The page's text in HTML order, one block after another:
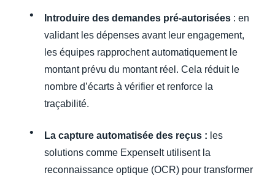
Introduire des demandes pré-autorisées : en
validant les dépenses avant leur engagement,
les équipes rapprochent automatiquement le
montant prévu du montant réel. Cela réduit le
nombre d’écarts à vérifier et renforce la
traçabilité.
La capture automatisée des reçus : les
solutions comme ExpenseIt utilisent la
reconnaissance optique (OCR) pour transformer